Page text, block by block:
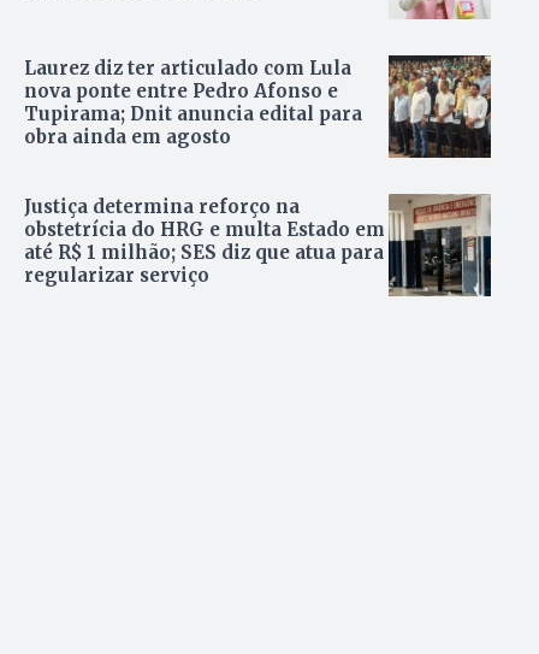
Laurez diz ter articulado com Lula
nova ponte entre Pedro Afonso e
Tupirama; Dnit anuncia edital para
obra ainda em agosto
Justiça determina reforço na
obstetrícia do HRG e multa Estado em
até R$ 1 milhão; SES diz que atua para
regularizar serviço